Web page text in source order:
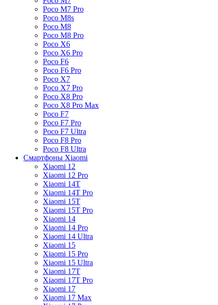
Poco M7 Pro
Poco M8s
Poco M8
Poco M8 Pro
Poco X6
Poco X6 Pro
Poco F6
Poco F6 Pro
Poco X7
Poco X7 Pro
Poco X8 Pro
Poco X8 Pro Max
Poco F7
Poco F7 Pro
Poco F7 Ultra
Poco F8 Pro
Poco F8 Ultra
Смартфоны Xiaomi
Xiaomi 12
Xiaomi 12 Pro
Xiaomi 14T
Xiaomi 14T Pro
Xiaomi 15T
Xiaomi 15T Pro
Xiaomi 14
Xiaomi 14 Pro
Xiaomi 14 Ultra
Xiaomi 15
Xiaomi 15 Pro
Xiaomi 15 Ultra
Xiaomi 17T
Xiaomi 17T Pro
Xiaomi 17
Xiaomi 17 Max